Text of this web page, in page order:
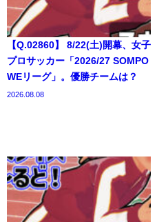
【Q.02860】 8/22(土)開幕、女子
プロサッカー「2026/27 SOMPO
WEリーグ」。優勝チームは？
2026.08.08